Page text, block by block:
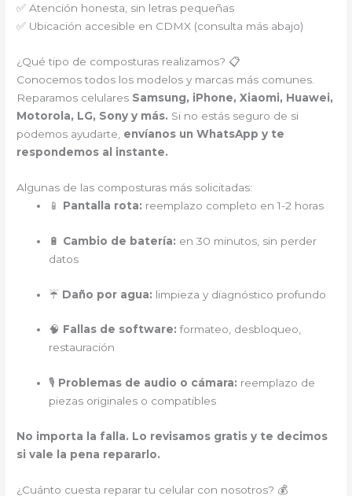
✅ Atención honesta, sin letras pequeñas
✅ Ubicación accesible en CDMX (consulta más abajo)
¿Qué tipo de composturas realizamos? 📋
Conocemos todos los modelos y marcas más comunes.
Reparamos celulares Samsung, iPhone, Xiaomi, Huawei,
Motorola, LG, Sony y más. Si no estás seguro de si
podemos ayudarte, envíanos un WhatsApp y te
respondemos al instante.
Algunas de las composturas más solicitadas:
📱 Pantalla rota: reemplazo completo en 1-2 horas
🔋 Cambio de batería: en 30 minutos, sin perder
datos
☔ Daño por agua: limpieza y diagnóstico profundo
🧠 Fallas de software: formateo, desbloqueo,
restauración
🎙️ Problemas de audio o cámara: reemplazo de
piezas originales o compatibles
No importa la falla. Lo revisamos gratis y te decimos
si vale la pena repararlo.
¿Cuánto cuesta reparar tu celular con nosotros? 💰